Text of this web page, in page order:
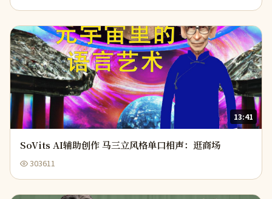
13:41
SoVits AI辅助创作 马三立风格单口相声：逛商场
303611